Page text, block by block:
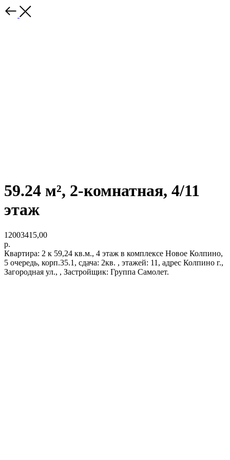
59.24 м², 2-комнатная, 4/11
этаж
12003415,00
р.
Квартира: 2 к 59,24 кв.м., 4 этаж в комплексе Новое Колпино,
5 очередь, корп.35.1, сдача: 2кв. , этажей: 11, адрес Колпино г.,
Загородная ул., , Застройщик: Группа Самолет.